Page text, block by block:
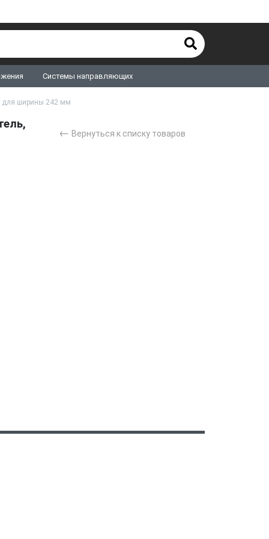
Системы направляющих
для ширины 242 мм
← Вернуться к списку товаров